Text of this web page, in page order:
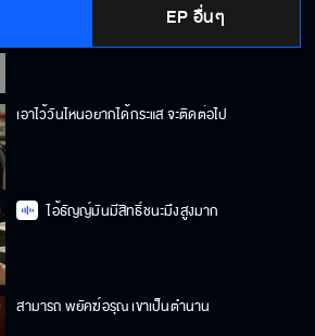
EP อื่นๆ
เอาไว้วันไหนอยากได้กระแส จะติดต่อไป
ไอ้ธัญญ์มันมีสิทธิ์ชนะมึงสูงมาก
สามารถ พยัคฆ์อรุณ เขาเป็นตำนาน